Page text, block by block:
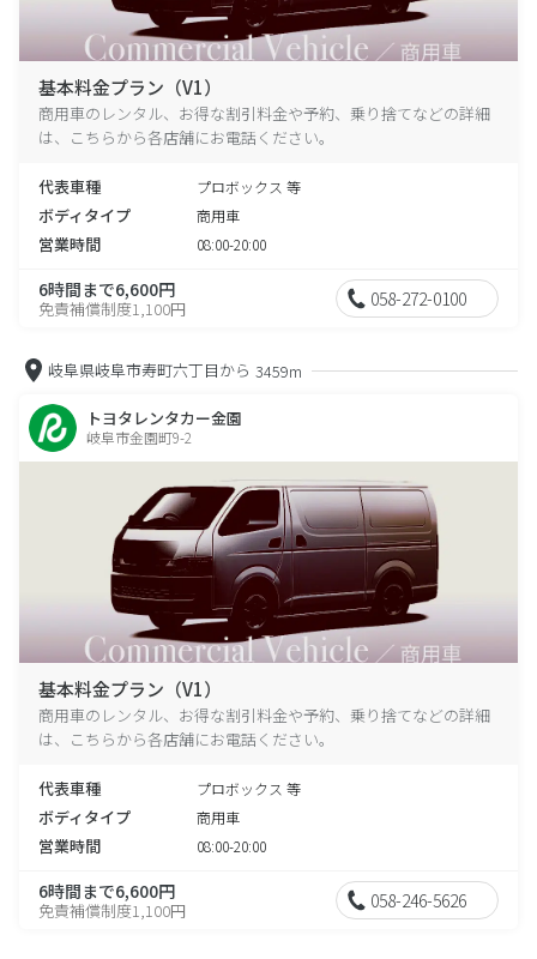
基本料金プラン（V1）
商用車のレンタル、お得な割引料金や予約、乗り捨てなどの詳細
は、こちらから各店舗にお電話ください。
代表車種 プロボックス 等
ボディタイプ 商用車
営業時間 08:00-20:00
6時間まで6,600円
免責補償制度1,100円 058-272-0100
岐阜県岐阜市寿町六丁目から 3459m
トヨタレンタカー金園
岐阜市金園町9-2
基本料金プラン（V1）
商用車のレンタル、お得な割引料金や予約、乗り捨てなどの詳細
は、こちらから各店舗にお電話ください。
代表車種 プロボックス 等
ボディタイプ 商用車
営業時間 08:00-20:00
6時間まで6,600円
免責補償制度1,100円 058-246-5626